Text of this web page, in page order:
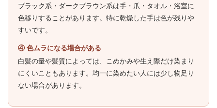
ブラック系・ダークブラウン系は手・爪・タオル・浴室に
色移りすることがあります。特に乾燥した手は色が残りや
すいです。
④ 色ムラになる場合がある
白髪の量や髪質によっては、こめかみや生え際だけ染まり
にくいこともあります。均一に染めたい人には少し物足り
ない場合があります。